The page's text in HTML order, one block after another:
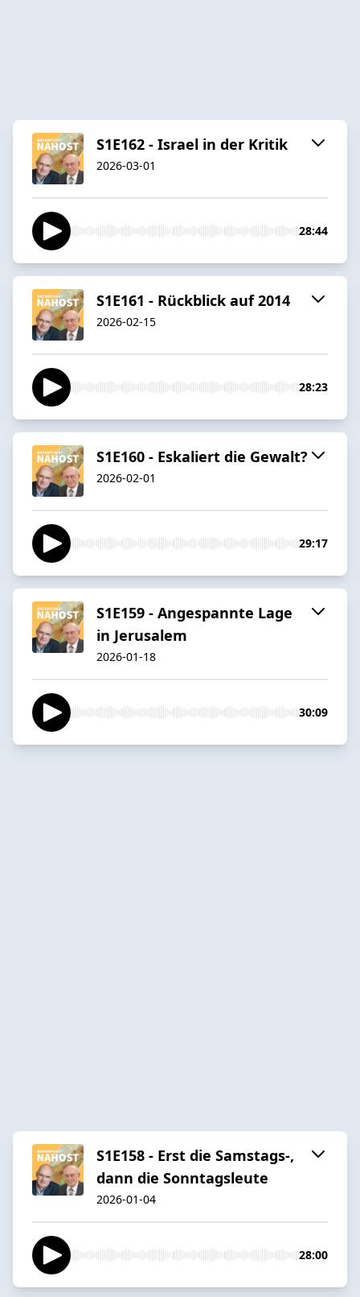
S1E162 - Israel in der Kritik
2026-03-01
28:44
S1E161 - Rückblick auf 2014
2026-02-15
28:23
S1E160 - Eskaliert die Gewalt?
2026-02-01
29:17
S1E159 - Angespannte Lage
in Jerusalem
2026-01-18
30:09
S1E158 - Erst die Samstags-,
dann die Sonntagsleute
2026-01-04
28:00